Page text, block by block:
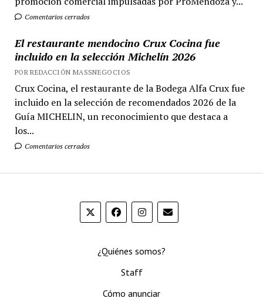
Comentarios cerrados
El restaurante mendocino Crux Cocina fue
incluido en la selección Michelín 2026
POR REDACCIÓN MASSNEGOCIOS
Crux Cocina, el restaurante de la Bodega Alfa Crux fue
incluido en la selección de recomendados 2026 de la
Guía MICHELIN, un reconocimiento que destaca a
los...
Comentarios cerrados
¿Quiénes somos?
Staff
Cómo anunciar